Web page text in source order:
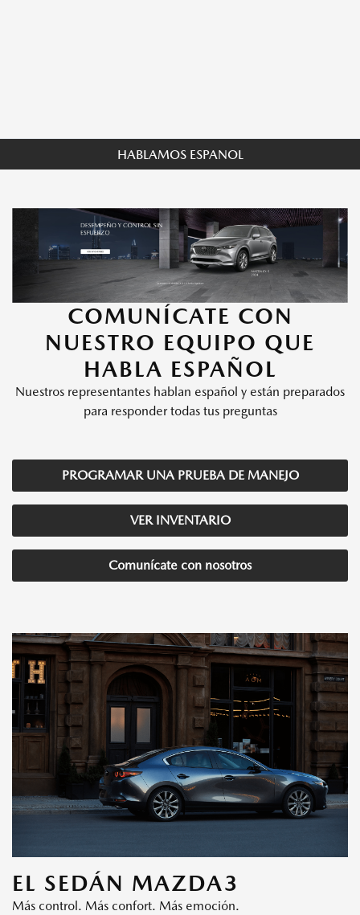
HABLAMOS ESPANOL
COMUNÍCATE CON
NUESTRO EQUIPO QUE
HABLA ESPAÑOL
Nuestros representantes hablan español y están preparados
para responder todas tus preguntas
PROGRAMAR UNA PRUEBA DE MANEJO
VER INVENTARIO
Comunícate con nosotros
EL SEDÁN MAZDA3
Más control. Más confort. Más emoción.